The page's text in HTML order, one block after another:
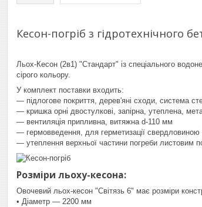
Кесон-погріб з гідротехнічного
Льох-Кесон (2в1) "Стандарт" із спеціального
сірого кольору.
У комплект поставки входить:
— підлогове покриття, дерев'яні сходи, система
— кришка орні двостулкові, запірна, утеплена,
— вентиляція припливна, витяжна d-110 мм
— гермовведення, для герметизації свердловиною
— утеплення верхньої частини погреби листовим
Розміри льоху-кесона:
Овочевий льох-кесон "Світязь 6" має розміри
• Діаметр — 2200 мм